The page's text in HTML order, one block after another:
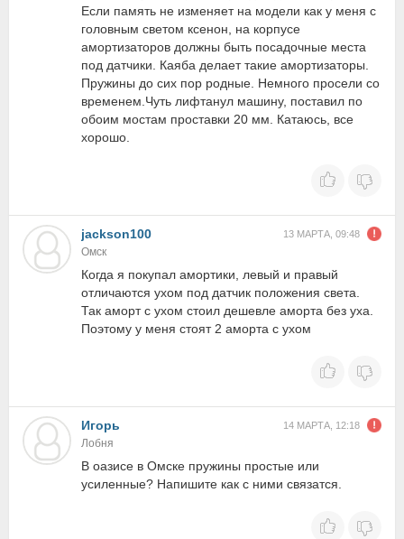
Если память не изменяет на модели как у меня с
головным светом ксенон, на корпусе
амортизаторов должны быть посадочные места
под датчики. Каяба делает такие амортизаторы.
Пружины до сих пор родные. Немного просели со
временем.Чуть лифтанул машину, поставил по
обоим мостам проставки 20 мм. Катаюсь, все
хорошо.
jackson100 13 МАРТА, 09:48
Омск
Когда я покупал амортики, левый и правый
отличаются ухом под датчик положения света.
Так аморт с ухом стоил дешевле аморта без уха.
Поэтому у меня стоят 2 аморта с ухом
Игорь 14 МАРТА, 12:18
Лобня
В оазисе в Омске пружины простые или
усиленные? Напишите как с ними связатся.